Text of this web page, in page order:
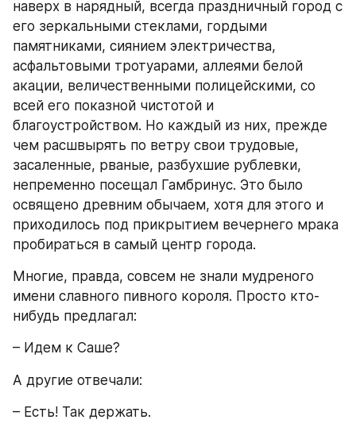
наверх в нарядный, всегда праздничный город с
его зеркальными стеклами, гордыми
памятниками, сиянием электричества,
асфальтовыми тротуарами, аллеями белой
акации, величественными полицейскими, со
всей его показной чистотой и
благоустройством. Но каждый из них, прежде
чем расшвырять по ветру свои трудовые,
засаленные, рваные, разбухшие рублевки,
непременно посещал Гамбринус. Это было
освящено древним обычаем, хотя для этого и
приходилось под прикрытием вечернего мрака
пробираться в самый центр города.
Многие, правда, совсем не знали мудреного
имени славного пивного короля. Просто кто-
нибудь предлагал:
– Идем к Саше?
А другие отвечали:
– Есть! Так держать.